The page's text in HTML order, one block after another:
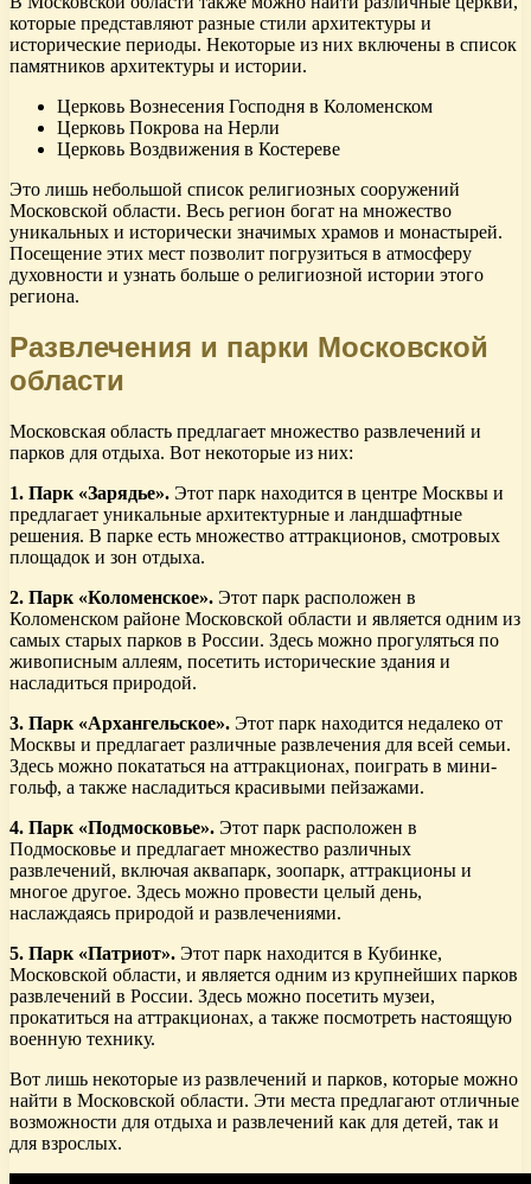
которые представляют разные стили архитектуры и
исторические периоды. Некоторые из них включены в список
памятников архитектуры и истории.
Церковь Вознесения Господня в Коломенском
Церковь Покрова на Нерли
Церковь Воздвижения в Костереве
Это лишь небольшой список религиозных сооружений
Московской области. Весь регион богат на множество
уникальных и исторически значимых храмов и монастырей.
Посещение этих мест позволит погрузиться в атмосферу
духовности и узнать больше о религиозной истории этого
региона.
Развлечения и парки Московской
области
Московская область предлагает множество развлечений и
парков для отдыха. Вот некоторые из них:
1. Парк «Зарядье». Этот парк находится в центре Москвы и
предлагает уникальные архитектурные и ландшафтные
решения. В парке есть множество аттракционов, смотровых
площадок и зон отдыха.
2. Парк «Коломенское». Этот парк расположен в
Коломенском районе Московской области и является одним из
самых старых парков в России. Здесь можно прогуляться по
живописным аллеям, посетить исторические здания и
насладиться природой.
3. Парк «Архангельское». Этот парк находится недалеко от
Москвы и предлагает различные развлечения для всей семьи.
Здесь можно покататься на аттракционах, поиграть в мини-
гольф, а также насладиться красивыми пейзажами.
4. Парк «Подмосковье». Этот парк расположен в
Подмосковье и предлагает множество различных
развлечений, включая аквапарк, зоопарк, аттракционы и
многое другое. Здесь можно провести целый день,
наслаждаясь природой и развлечениями.
5. Парк «Патриот». Этот парк находится в Кубинке,
Московской области, и является одним из крупнейших парков
развлечений в России. Здесь можно посетить музеи,
прокатиться на аттракционах, а также посмотреть настоящую
военную технику.
Вот лишь некоторые из развлечений и парков, которые можно
найти в Московской области. Эти места предлагают отличные
возможности для отдыха и развлечений как для детей, так и
для взрослых.